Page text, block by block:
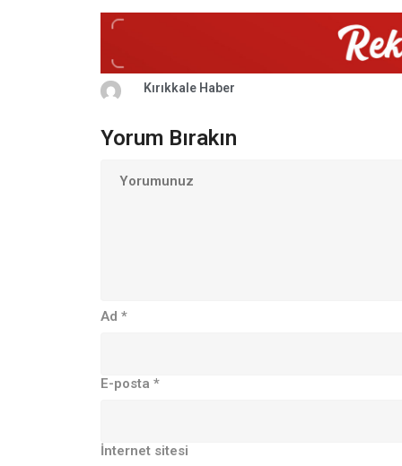
Kırıkkale Haber
Yorum Bırakın
Ad *
E-posta *
İnternet sitesi